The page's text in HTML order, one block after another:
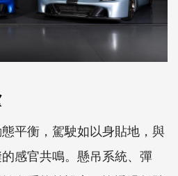
平衡，駕駛如以身貼地，與
感官共鳴。懸吊系統、彈